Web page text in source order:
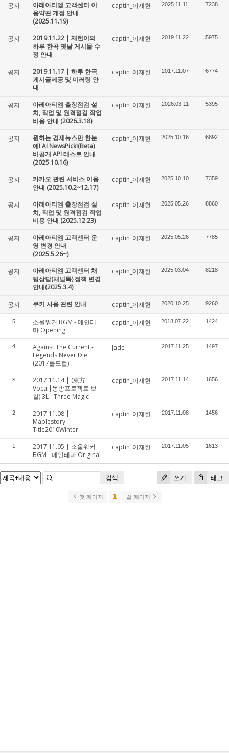
공지
아레아티엠 고객센터 이
용약관 개정 안내
(2025.11.19)
captin_이재헌 2025.11.11 7238
공지
2019.11.22 | 재헌이의
하루 한곡 옛날 게시물 수
정 안내
captin_이재헌 2019.11.22 5975
공지
2019.11.17 | 하루 한곡
게시글제공 및 미러링 안
내
captin_이재헌 2017.11.07 6774
공지
아레아티엠 출장점검 설
치, 작업 및 원격점검 작업
비용 안내 (2026.3.18)
captin_이재헌 2026.03.11 5395
공지
원하는 경제뉴스만 한눈
에! AI NewsPick!(Beta)
비공개 API 테스트 안내
(2025.10.16)
captin_이재헌 2025.10.16 6892
공지
카카오 관련 서비스 이용
안내 (2025.10.2~12.17)
captin_이재헌 2025.10.10 7359
공지
아레아티엠 출장점검 설
치, 작업 및 원격점검 작업
비용 안내 (2025.12.23)
captin_이재헌 2025.05.26 8860
공지
아레아티엠 고객센터 운
영 변경 안내
(2025.5.26~)
captin_이재헌 2025.05.26 7785
공지
아레아티엠 고객센터 채
팅상담(채널톡) 정책 변경
안내(2025.3.4)
captin_이재헌 2025.03.04 8218
공지 쿠키 사용 관련 안내 captin_이재헌 2020.10.25 9260
5
소울워커 BGM - 메인테
마 Opening
captin_이재헌 2018.07.22 1424
4
Against The Current -
Legends Never Die
(2017롤드컵)
Jade 2017.11.25 1497
»
2017.11.14 | (東方
Vocal|동방프로젝트 보
컬) 3L - Three Magic
captin_이재헌 2017.11.14 1656
2
2017.11.08 |
Maplestory -
Title2010Winter
captin_이재헌 2017.11.08 1456
1
2017.11.05 | 소울워커
BGM - 메인테마 Original
captin_이재헌 2017.11.05 1613
쓰기 태그
검색
첫 페이지 1 끝 페이지